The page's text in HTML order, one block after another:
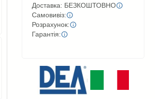
Доставка: БЕЗКОШТОВНО
Самовивіз:
Розрахунок:
Гарантія: